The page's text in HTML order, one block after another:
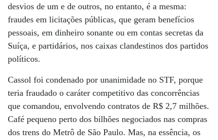
desvios de um e de outros, no entanto, é a mesma:
fraudes em licitações públicas, que geram benefícios
pessoais, em dinheiro sonante ou em contas secretas da
Suíça, e partidários, nos caixas clandestinos dos partidos
políticos.
Cassol foi condenado por unanimidade no STF, porque
teria fraudado o caráter competitivo das concorrências
que comandou, envolvendo contratos de R$ 2,7 milhões.
Café pequeno perto dos bilhões negociados nas compras
dos trens do Metrô de São Paulo. Mas, na essência, os